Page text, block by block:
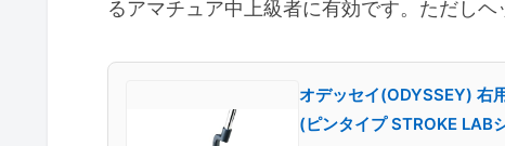
るアマチュア中上級者に有効です。ただしヘ
オデッセイ(ODYSSEY) 右
(ピンタイプ STROKE LAB